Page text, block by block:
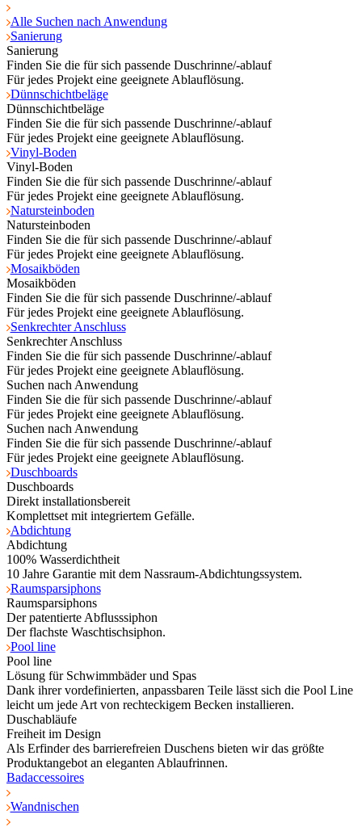
Alle Suchen nach Anwendung
Sanierung
Sanierung
Finden Sie die für sich passende Duschrinne/-ablauf
Für jedes Projekt eine geeignete Ablauflösung.
Dünnschichtbeläge
Dünnschichtbeläge
Finden Sie die für sich passende Duschrinne/-ablauf
Für jedes Projekt eine geeignete Ablauflösung.
Vinyl-Boden
Vinyl-Boden
Finden Sie die für sich passende Duschrinne/-ablauf
Für jedes Projekt eine geeignete Ablauflösung.
Natursteinboden
Natursteinboden
Finden Sie die für sich passende Duschrinne/-ablauf
Für jedes Projekt eine geeignete Ablauflösung.
Mosaikböden
Mosaikböden
Finden Sie die für sich passende Duschrinne/-ablauf
Für jedes Projekt eine geeignete Ablauflösung.
Senkrechter Anschluss
Senkrechter Anschluss
Finden Sie die für sich passende Duschrinne/-ablauf
Für jedes Projekt eine geeignete Ablauflösung.
Suchen nach Anwendung
Finden Sie die für sich passende Duschrinne/-ablauf
Für jedes Projekt eine geeignete Ablauflösung.
Suchen nach Anwendung
Finden Sie die für sich passende Duschrinne/-ablauf
Für jedes Projekt eine geeignete Ablauflösung.
Duschboards
Duschboards
Direkt installationsbereit
Komplettset mit integriertem Gefälle.
Abdichtung
Abdichtung
100% Wasserdichtheit
10 Jahre Garantie mit dem Nassraum-Abdichtungssystem.
Raumsparsiphons
Raumsparsiphons
Der patentierte Abflusssiphon
Der flachste Waschtischsiphon.
Pool line
Pool line
Lösung für Schwimmbäder und Spas
Dank ihrer vordefinierten, anpassbaren Teile lässt sich die Pool Line
leicht um jede Art von rechteckigem Becken installieren.
Duschabläufe
Freiheit im Design
Als Erfinder des barrierefreien Duschens bieten wir das größte
Produktangebot an eleganten Ablaufrinnen.
Badaccessoires
Wandnischen